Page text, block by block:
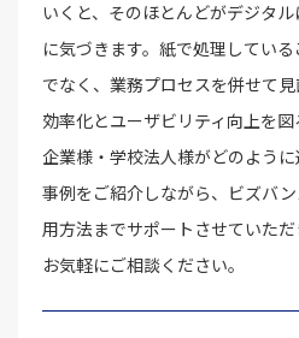
いくと、そのほとんどがデジタ
に気づきます。紙で処理してい
でなく、業務プロセスを併せて
効率化とユーザビリティ向上を
企業様・学校法人様がどのよう
事例をご紹介しながら、ビズバ
用方法までサポートさせていただ
お気軽にご相談ください。